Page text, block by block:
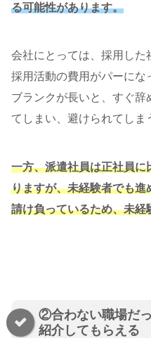
る可能性があります。
会社にとっては、採用した
採用活動の費用がパーにな
ブランクが長いと、すぐ
てしまい、避けられてしま
一方、派遣社員は正社員
りますが、未経験者でも
請け負っているため、未
②合わない職場だ
紹介してもらえる